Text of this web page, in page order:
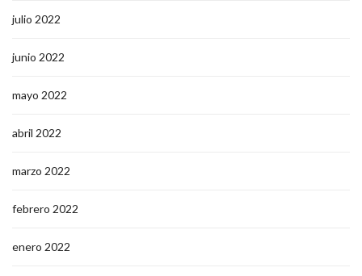
julio 2022
junio 2022
mayo 2022
abril 2022
marzo 2022
febrero 2022
enero 2022